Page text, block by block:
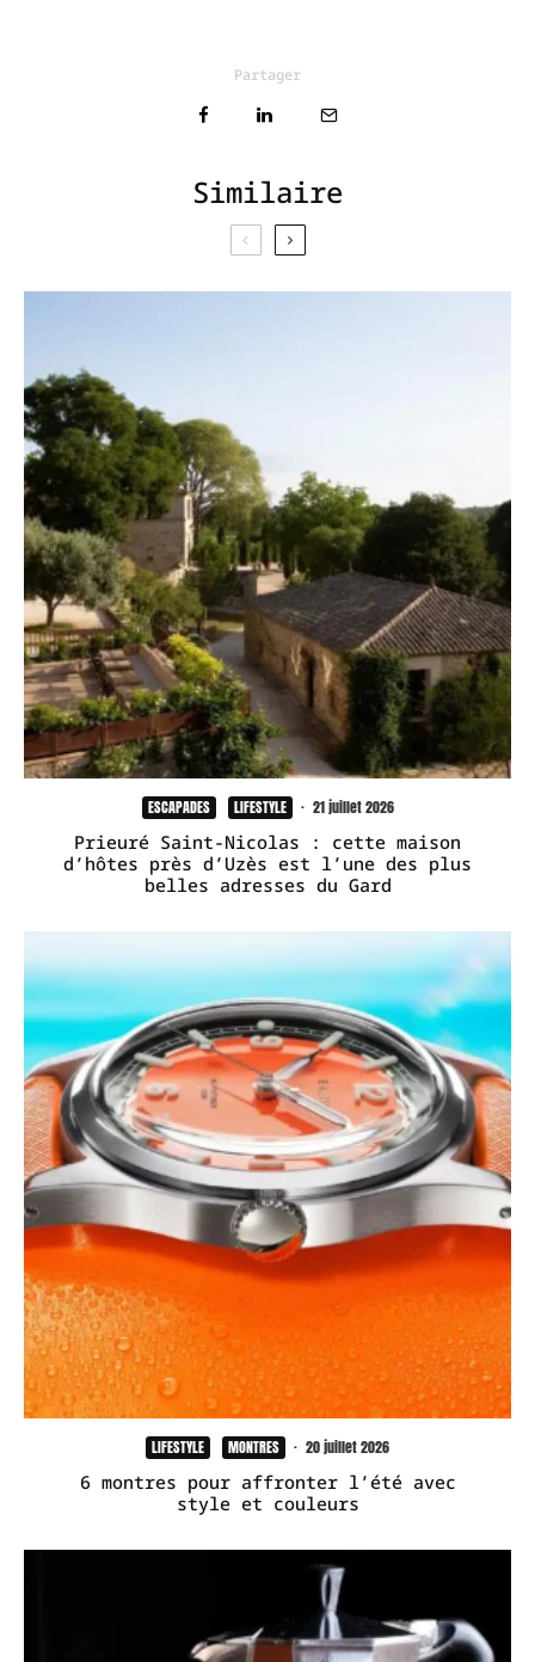
Partager
Similaire
ESCAPADES LIFESTYLE · 21 juillet 2026
Prieuré Saint-Nicolas : cette maison
d’hôtes près d’Uzès est l’une des plus
belles adresses du Gard
LIFESTYLE MONTRES · 20 juillet 2026
6 montres pour affronter l’été avec
style et couleurs